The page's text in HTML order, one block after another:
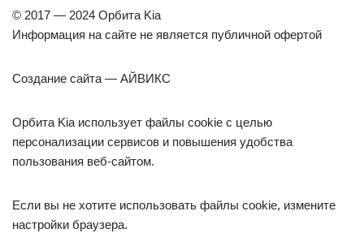
© 2017 — 2024 Орбита Kia
Информация на сайте не является публичной офертой
Создание сайта — АЙВИКС
Орбита Kia использует файлы cookie с целью
персонализации сервисов и повышения удобства
пользования веб-сайтом.
Если вы не хотите использовать файлы cookie, измените
настройки браузера.